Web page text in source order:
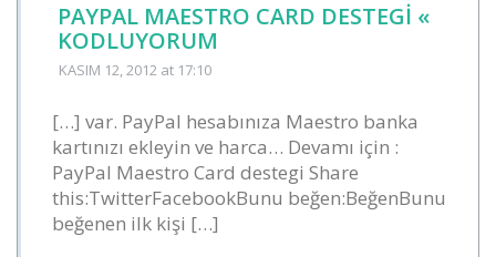
PAYPAL MAESTRO CARD DESTEGI «
KODLUYORUM
KASIM 12, 2012 at 17:10
[…] var. PayPal hesabınıza Maestro banka
kartınızı ekleyin ve harca… Devamı için :
PayPal Maestro Card destegi Share
this:TwitterFacebookBunu beğen:BeğenBunu
beğenen ilk kişi […]